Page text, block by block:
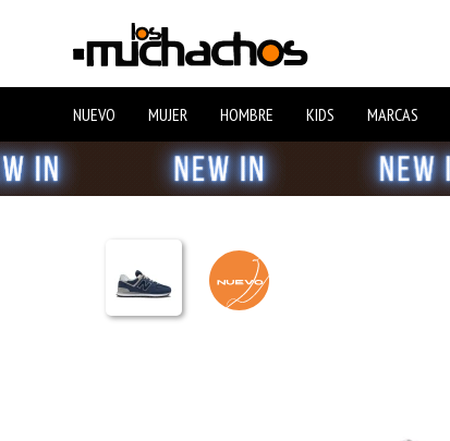
NUEVO MUJER HOMBRE KIDS MARCAS